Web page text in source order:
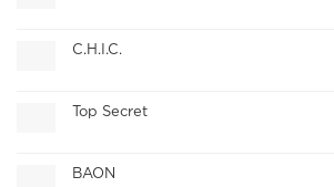
C.H.I.C.
Top Secret
BAON